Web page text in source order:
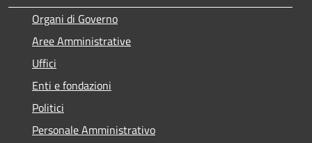
Organi di Governo
Aree Amministrative
Uffici
Enti e fondazioni
Politici
Personale Amministrativo